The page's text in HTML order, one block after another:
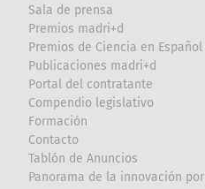
Sala de prensa
Premios madri+d
Premios de Ciencia en Español
Publicaciones madri+d
Portal del contratante
Compendio legislativo
Formación
Contacto
Tablón de Anuncios
Panorama de la innovación